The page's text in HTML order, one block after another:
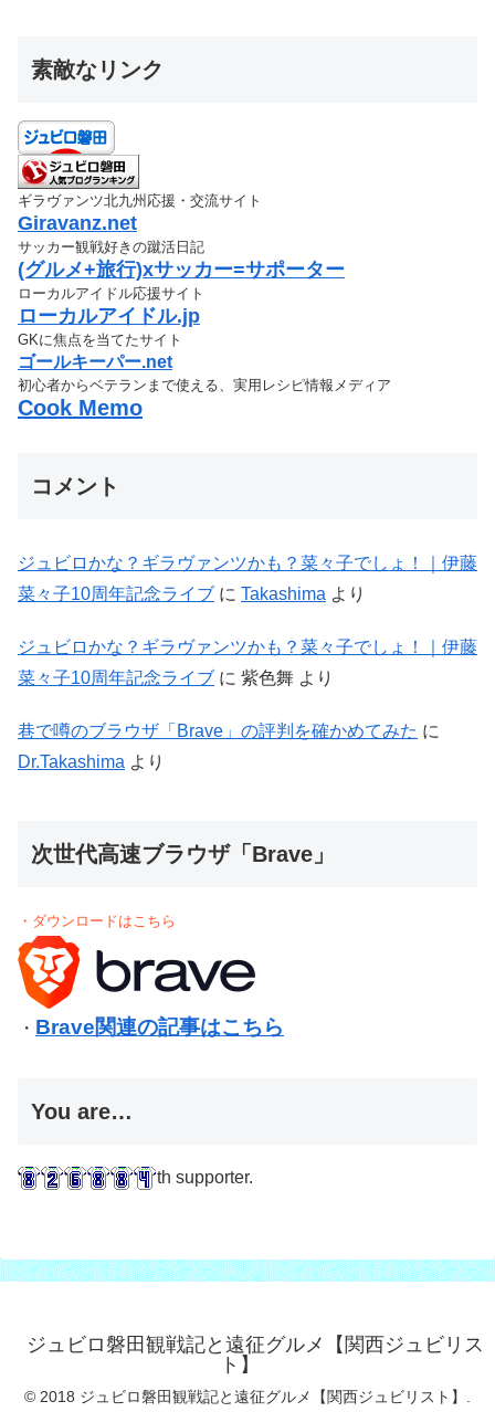
素敵なリンク
ギラヴァンツ北九州応援・交流サイト
Giravanz.net
サッカー観戦好きの蹴活日記
(グルメ+旅行)xサッカー=サポーター
ローカルアイドル応援サイト
ローカルアイドル.jp
GKに焦点を当てたサイト
ゴールキーパー.net
初心者からベテランまで使える、実用レシピ情報メディア
Cook Memo
コメント
ジュビロかな？ギラヴァンツかも？菜々子でしょ！｜伊藤
菜々子10周年記念ライブ に Takashima より
ジュビロかな？ギラヴァンツかも？菜々子でしょ！｜伊藤
菜々子10周年記念ライブ に 紫色舞 より
巷で噂のブラウザ「Brave」の評判を確かめてみた に
Dr.Takashima より
次世代高速ブラウザ「Brave」
・ダウンロードはこちら
・ Brave関連の記事はこちら
You are…
th supporter.
ジュビロ磐田観戦記と遠征グルメ【関西ジュビリス
ト】
© 2018 ジュビロ磐田観戦記と遠征グルメ【関西ジュビリスト】.